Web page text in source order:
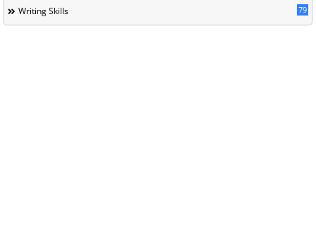
Writing Skills 79